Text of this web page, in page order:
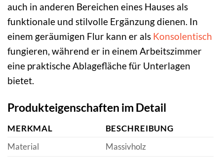
auch in anderen Bereichen eines Hauses als
funktionale und stilvolle Ergänzung dienen. In
einem geräumigen Flur kann er als Konsolentisch
fungieren, während er in einem Arbeitszimmer
eine praktische Ablagefläche für Unterlagen
bietet.
Produkteigenschaften im Detail
MERKMAL
BESCHREIBUNG
Material
Massivholz